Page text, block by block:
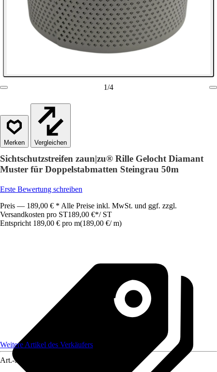
1/4
Vergleichen
Sichtschutzstreifen zaun|zu® Rille Gelocht Diamant
Muster für Doppelstabmatten Steingrau 50m
Erste Bewertung schreiben
Preis — 189,00 € * Alle Preise inkl. MwSt. und ggf. zzgl.
Versandkosten pro ST189,00 €*/ ST
Entspricht 189,00 € pro m(189,00 €/ m)
Weitere Artikel des Verkäufers
Art.-Nr.